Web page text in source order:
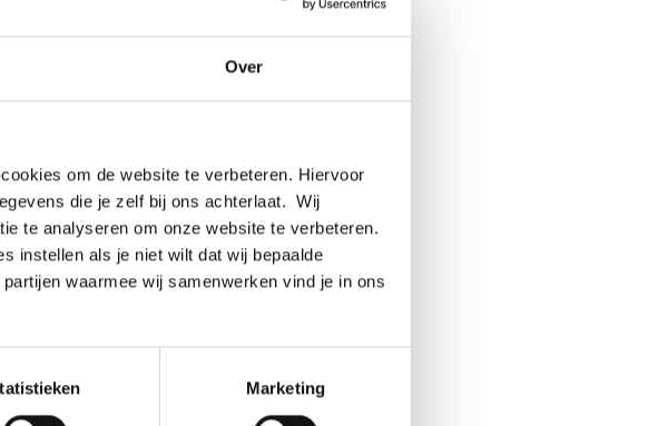
Over
om de website te verbeteren. Hiervoor
die je zelf bij ons achterlaat. Wij
te analyseren om onze website te verbeteren.
instellen als je niet wilt dat wij bepaalde
waarmee wij samenwerken vind je in ons
Marketing
een as. Onze
Veel machines zijn
modern machineaanbod
zetten, buislaseren en
Daarom worden
nieuwe ponslaser en
Tru Laser Center 7030.”
ook in terechtkomt: het
de klant heeft. Bij